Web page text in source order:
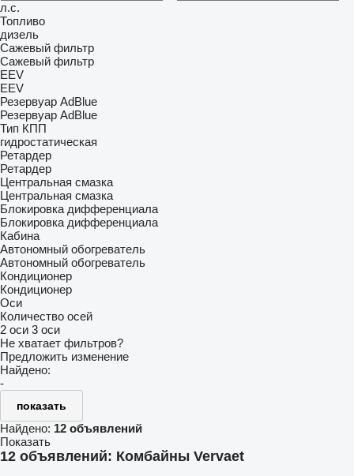
л.с.
Топливо
дизель
Сажевый фильтр
Сажевый фильтр
EEV
EEV
Резервуар AdBlue
Резервуар AdBlue
Тип КПП
гидростатическая
Ретардер
Ретардер
Центральная смазка
Центральная смазка
Блокировка дифференциала
Блокировка дифференциала
Кабина
Автономный обогреватель
Автономный обогреватель
Кондиционер
Кондиционер
Оси
Количество осей
2 оси 3 оси
Не хватает фильтров?
Предложить изменение
Найдено:
-
показать
Найдено: 12 объявлений
Показать
12 объявлений: Комбайны Vervaet